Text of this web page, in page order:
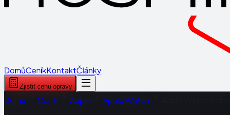
DomůCeníkKontaktČlánky
Zjistit cenu opravy
Domů Ceník Apple Apple Watch